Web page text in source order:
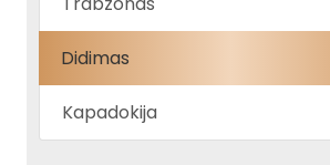
Didimas
Kapadokija